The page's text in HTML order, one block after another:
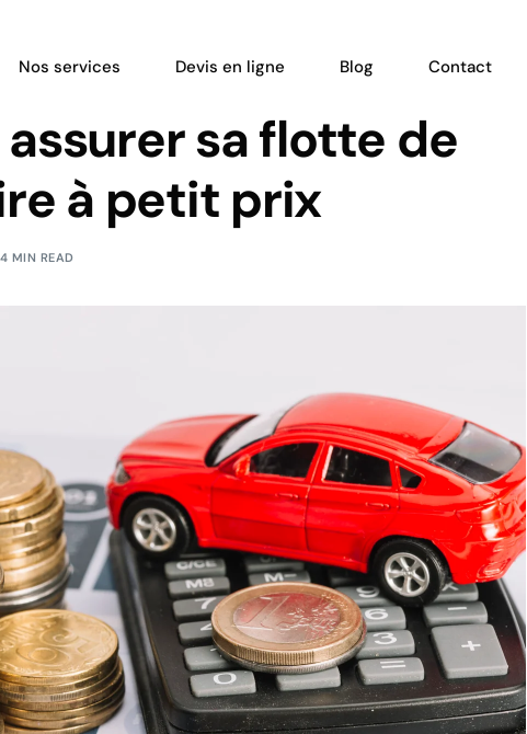
Nos services Devis en ligne Blog Contact
sa flotte de
à petit prix
MIN READ